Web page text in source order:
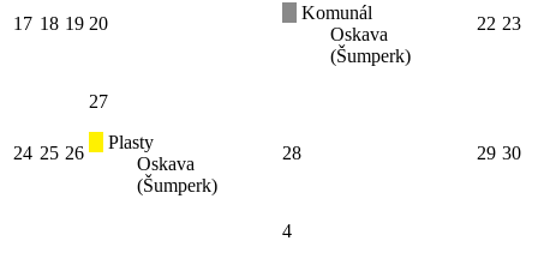
17 18 19 20
Komunál
Oskava
(Šumperk)
22 23
24 25 26
27
Plasty
Oskava
(Šumperk)
28 29 30
4